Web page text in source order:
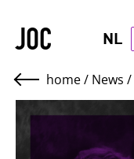
JOC NL
home/ News /